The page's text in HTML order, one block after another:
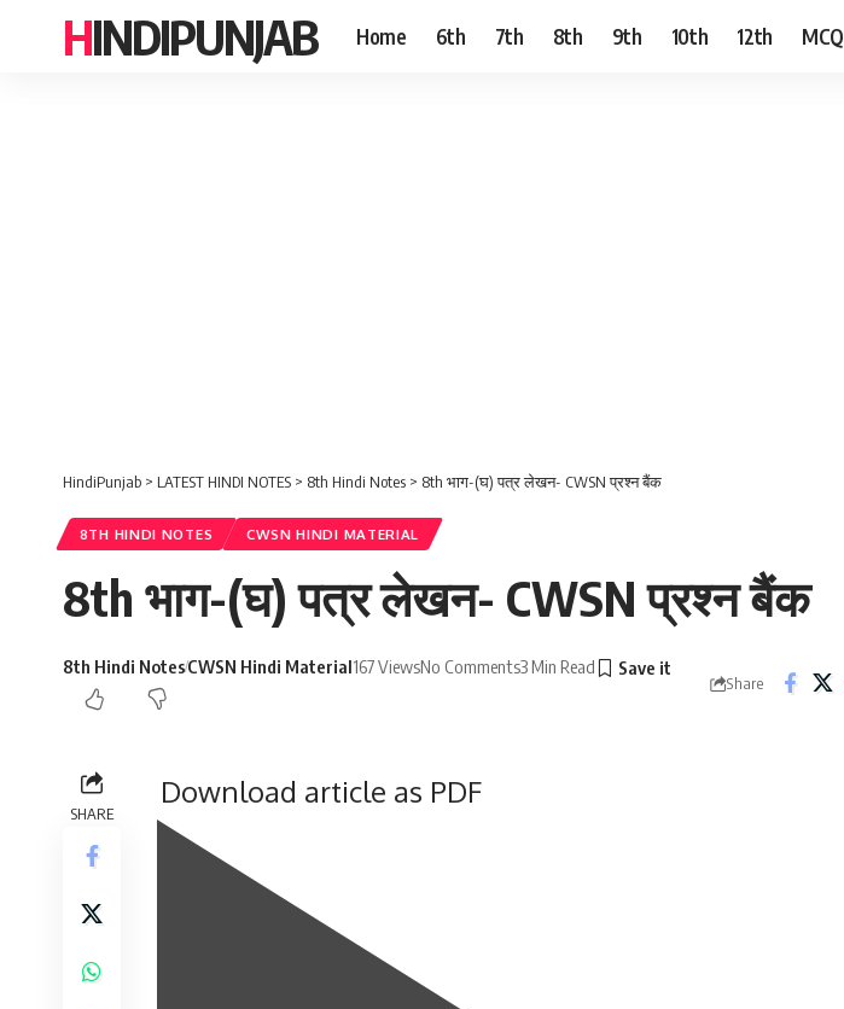
HINDIPUNJAB Home 6th 7th 8th 9th 10th 12th MCQ
HindiPunjab > LATEST HINDI NOTES > 8th Hindi Notes > 8th भाग-(घ) पत्र लेखन- CWSN प्रश्न बैंक
8TH HINDI NOTES CWSN HINDI MATERIAL
8th भाग-(घ) पत्र लेखन- CWSN प्रश्न बैंक
8th Hindi NotesCWSN Hindi Material167 ViewsNo Comments3 Min Read
Share
SHARE
Download article as PDF